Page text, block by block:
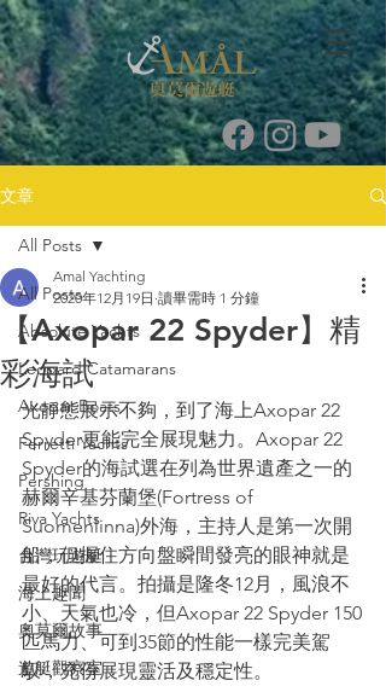
文章
All Posts
Absolute Yachts
Leopard Catamarans
Axopar Boats
Ferretti Yachts
Pershing
Riva Yachts
台灣玩遊艇
海上趣聞
奧莫爾故事
遊艇觀察室
All Posts
【Axopar 22 Spyder】精
彩海試
Amal Yachting
2020年12月19日 讀畢需時 1 分鐘
光靜態展示不夠，到了海上Axopar 22
Spyder更能完全展現魅力。Axopar 22
Spyder的海試選在列為世界遺產之一的
赫爾辛基芬蘭堡(Fortress of
Suomenlinna)外海，主持人是第一次開
船，但握住方向盤瞬間發亮的眼神就是
最好的代言。拍攝是隆冬12月，風浪不
小、天氣也冷，但Axopar 22 Spyder 150
匹馬力、可到35節的性能一樣完美駕
馭，充份展現靈活及穩定性。